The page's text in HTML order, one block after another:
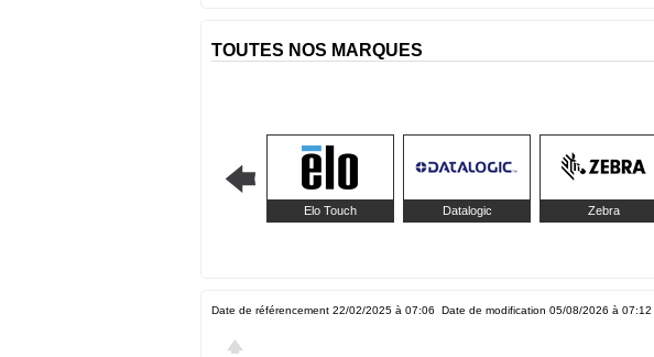
TOUTES NOS MARQUES
Elo Touch Datalogic Zebra
Date de référencement 22/02/2025 à 07:06 Date de modification 05/08/2026 à 07:12